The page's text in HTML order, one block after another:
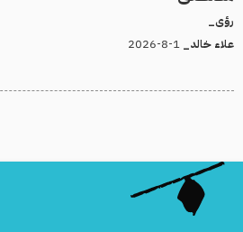
رؤى_
علاء خالد_